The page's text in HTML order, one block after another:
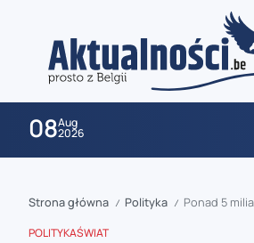
08Aug
2026
Strona główna / Polityka / Ponad 5
POLITYKAŚWIAT